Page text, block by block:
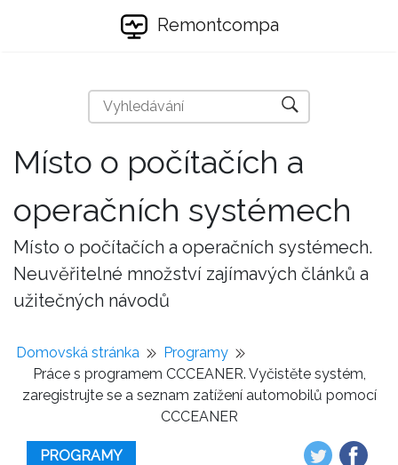
Remontcompa
Místo o počítačích a
operačních systémech
Místo o počítačích a operačních systémech.
Neuvěřitelné množství zajímavých článků a
užitečných návodů
Domovská stránka
Programy
Práce s programem CCCEANER. Vyčistěte systém,
zaregistrujte se a seznam zatížení automobilů pomocí
CCCEANER
PROGRAMY